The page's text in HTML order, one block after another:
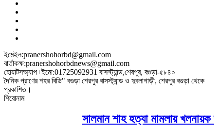
ইমেইল:pranershohorbd@gmail.com
বার্তাকক্ষ:pranershohorbdnews@gmail.com
হোয়াটসঅ্যাপ+ইমো:01725092931 বাসস্ট্যান্ড,শেরপুর, বগুড়া-৫৮৪০
দৈনিক প্রাণের শহর বিডি" বগুড়া শেরপুর বাসস্ট্যান্ড ও দুবলাগাড়ী, শেরপুর বগুড়া থেকে
প্রকাশিত।
শিরোনাম
সালমান শাহ হত্যা মামলায় খলনায়ক ডন